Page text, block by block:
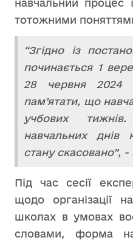
навчальний процес
тотожними
“Згідно із
починається 1
28 червня 2024
пам’ятати, що
учбових
навчальних днів
стану скасовано”, -
Під час сесії
щодо організації
школах в умовах
словами, форма